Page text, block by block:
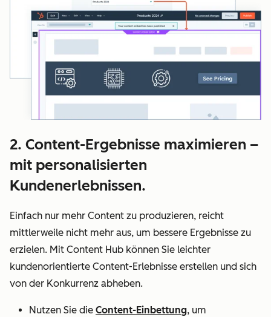
2. Content-Ergebnisse maximieren –
mit personalisierten
Kundenerlebnissen.
Einfach nur mehr Content zu produzieren, reicht
mittlerweile nicht mehr aus, um bessere Ergebnisse zu
erzielen. Mit Content Hub können Sie leichter
kundenorientierte Content-Erlebnisse erstellen und sich
von der Konkurrenz abheben.
Nutzen Sie die Content-Einbettung, um